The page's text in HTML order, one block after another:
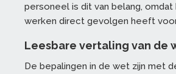
personeel is dit van belang, omdat
werken direct gevolgen heeft
Leesbare vertaling van de
De bepalingen in de wet zijn met